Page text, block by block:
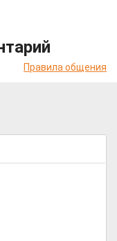
Правила общения